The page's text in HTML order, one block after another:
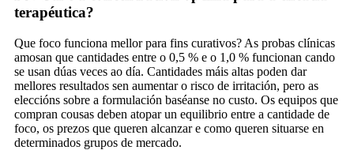
terapéutica?
Que foco funciona mellor para fins curativos? As probas clínicas
amosan que cantidades entre o 0,5 % e o 1,0 % funcionan cando
se usan dúas veces ao día. Cantidades máis altas poden dar
mellores resultados sen aumentar o risco de irritación, pero as
eleccións sobre a formulación baséanse no custo. Os equipos que
compran cousas deben atopar un equilibrio entre a cantidade de
foco, os prezos que queren alcanzar e como queren situarse en
determinados grupos de mercado.